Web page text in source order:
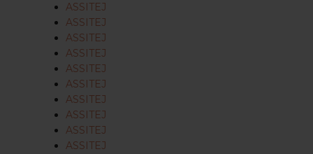
ASSITEJ
ASSITEJ
ASSITEJ
ASSITEJ
ASSITEJ
ASSITEJ
ASSITEJ
ASSITEJ
ASSITEJ
ASSITEJ